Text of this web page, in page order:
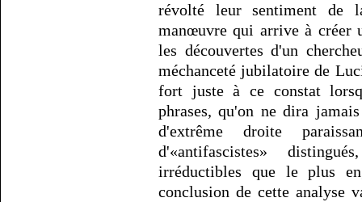
révolté leur sentiment de
manœuvre qui arrive à créer
les découvertes d'un
méchanceté jubilatoire de
fort juste à ce constat
phrases, qu'on ne dira
d'extrême droite
d'«antifascistes»
irréductibles que le plus
conclusion de cette analyse